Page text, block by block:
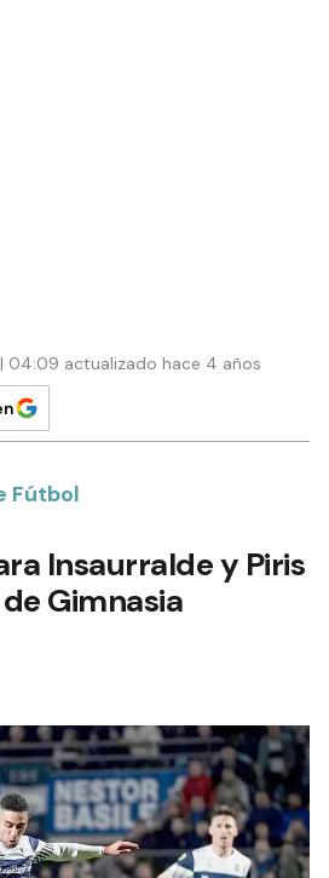
04:09 actualizado hace 4 años
Fútbol
Insaurralde y Piris
Gimnasia